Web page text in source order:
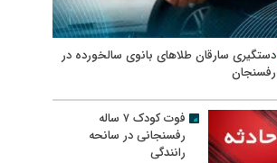
دستگیری سارقان طلاهای بانوی سالخورده در
رفسنجان
فوت کودک ۷ ساله
رفسنجانی در سانحه
رانندگی